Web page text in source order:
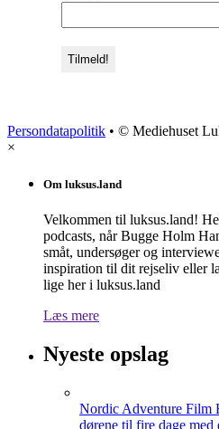
Persondatapolitik • © Mediehuset
×
Om luksus.land
Velkommen til luksus.land!
podcasts, når Bugge Holm
småt, undersøger og
inspiration til dit rejseliv eller
lige her i luksus.land
Læs mere
Nyeste opslag
Nordic Adventure Film
dørene til fire dage med